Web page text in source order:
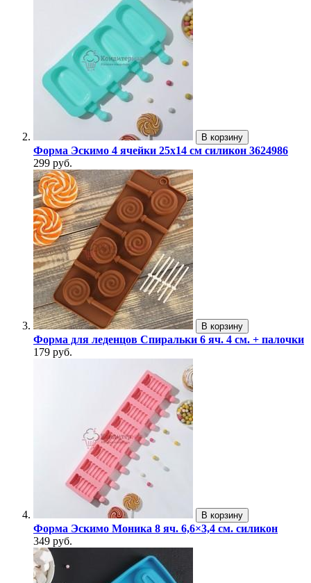
В корзину
Форма Эскимо 4 ячейки 25х14 см силикон 3624986
299 руб.
В корзину
Форма для леденцов Спиральки 6 яч. 4 см. + палочки
179 руб.
В корзину
Форма Эскимо Моника 8 яч. 6,6×3,4 см. силикон
349 руб.